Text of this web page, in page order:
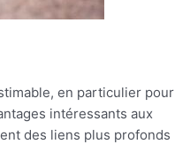
en particulier pour
intéressants aux
des liens plus profonds